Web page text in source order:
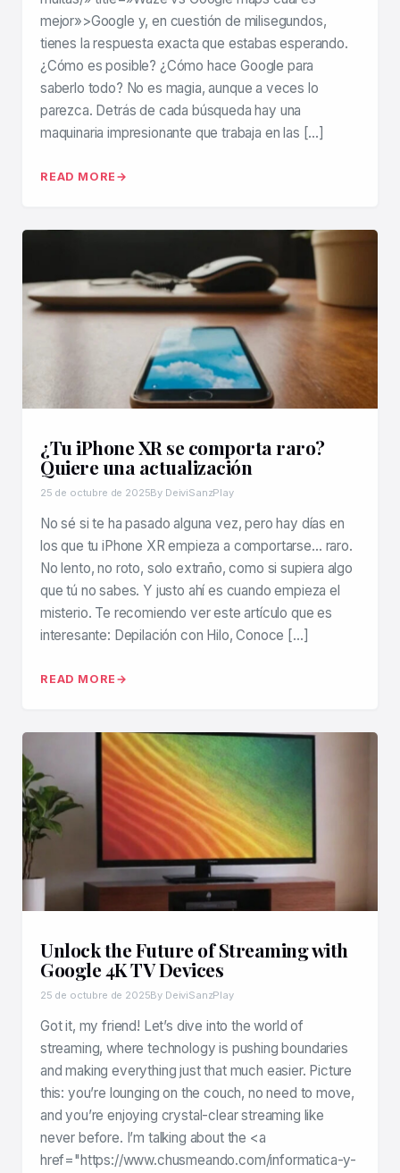
mejor»>Google y, en cuestión de milisegundos,
tienes la respuesta exacta que estabas esperando.
¿Cómo es posible? ¿Cómo hace Google para
saberlo todo? No es magia, aunque a veces lo
parezca. Detrás de cada búsqueda hay una
maquinaria impresionante que trabaja en las […]
READ MORE
¿Tu iPhone XR se comporta raro?
Quiere una actualización
25 de octubre de 2025By DeiviSanzPlay
No sé si te ha pasado alguna vez, pero hay días en
los que tu iPhone XR empieza a comportarse… raro.
No lento, no roto, solo extraño, como si supiera algo
que tú no sabes. Y justo ahí es cuando empieza el
misterio. Te recomiendo ver este artículo que es
interesante: Depilación con Hilo, Conoce […]
READ MORE
Unlock the Future of Streaming with
Google 4K TV Devices
25 de octubre de 2025By DeiviSanzPlay
Got it, my friend! Let’s dive into the world of
streaming, where technology is pushing boundaries
and making everything just that much easier. Picture
this: you’re lounging on the couch, no need to move,
and you’re enjoying crystal-clear streaming like
never before. I’m talking about the <a
href="https://www.chusmeando.com/informatica-y-